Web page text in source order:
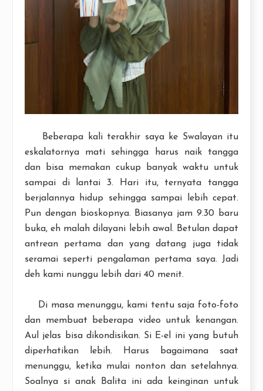
Beberapa kali terakhir saya ke Swalayan itu
eskalatornya mati sehingga harus naik tangga
dan bisa memakan cukup banyak waktu untuk
sampai di lantai 3. Hari itu, ternyata tangga
berjalannya hidup sehingga sampai lebih cepat.
Pun dengan bioskopnya. Biasanya jam 9.30 baru
buka, eh malah dilayani lebih awal. Betulan dapat
antrean pertama dan yang datang juga tidak
seramai seperti pengalaman pertama saya. Jadi
deh kami nunggu lebih dari 40 menit.
Di masa menunggu, kami tentu saja foto-foto
dan membuat beberapa video untuk kenangan.
Aul jelas bisa dikondisikan. Si E-el ini yang butuh
diperhatikan lebih. Harus bagaimana saat
menunggu, ketika mulai nonton dan setelahnya.
Soalnya si anak Balita ini ada keinginan untuk